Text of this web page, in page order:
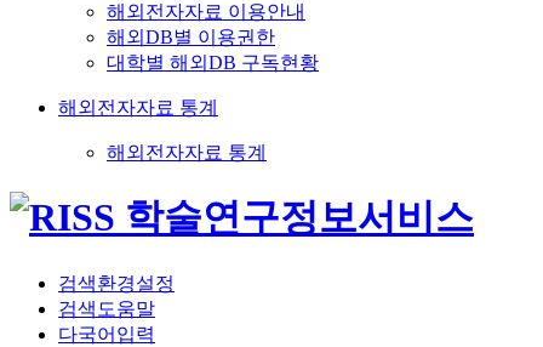
해외전자자료 이용안내
해외DB별 이용권한
대학별 해외DB 구독현황
해외전자자료 통계
해외전자자료 통계
검색환경설정
검색도움말
다국어입력